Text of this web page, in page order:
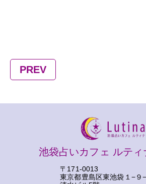
PREV
池袋占いカフェ ルテ
〒171-0013
東京都豊島区東池袋１−９